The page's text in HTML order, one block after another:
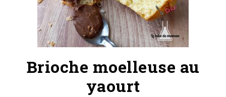
Brioche moelleuse au
yaourt